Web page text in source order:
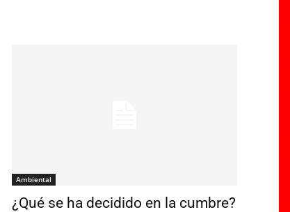
Ambiental
¿Qué se ha decidido en la cumbre?